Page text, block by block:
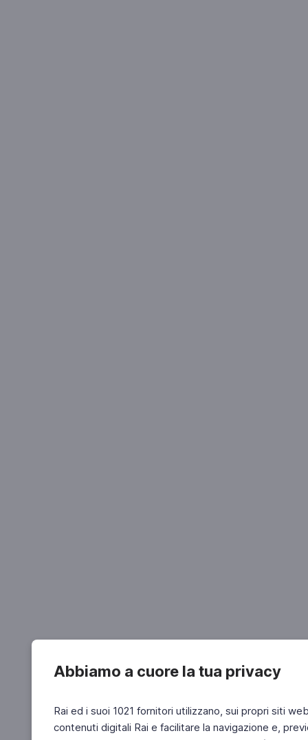
Abbiamo a cuore la tua privacy
Rai ed i suoi 1021 fornitori utilizzano, sui propri siti
contenuti digitali Rai e facilitare la navigazione e,